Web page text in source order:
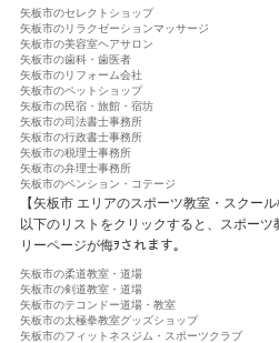
矢板市のセレクトショップ
矢板市のリラクゼーションマッサージ
矢板市の美容室ヘアサロン
矢板市の歯科・歯医者
矢板市のリフォーム会社
矢板市のペットショップ
矢板市の民宿・旅館・宿坊
矢板市の司法書士事務所
矢板市の行政書士事務所
矢板市の税理士事務所
矢板市の弁理士事務所
矢板市のペンション・コテージ
【矢板市 エリアのスポーツ教室・スクー
以下のリストをクリックすると、スポー
リーページが侮ｦされます。
矢板市の柔道教室・道場
矢板市の剣道教室・道場
矢板市のテコンドー道場・教室
矢板市の太極拳教室グッズショップ
矢板市のフィットネスジム・スポーツクラブ